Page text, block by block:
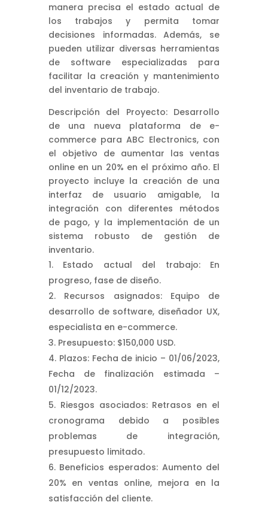
manera precisa el estado actual de
los trabajos y permita tomar
decisiones informadas. Además, se
pueden utilizar diversas herramientas
de software especializadas para
facilitar la creación y mantenimiento
del inventario de trabajo.
Descripción del Proyecto: Desarrollo
de una nueva plataforma de e-
commerce para ABC Electronics, con
el objetivo de aumentar las ventas
online en un 20% en el próximo año. El
proyecto incluye la creación de una
interfaz de usuario amigable, la
integración con diferentes métodos
de pago, y la implementación de un
sistema robusto de gestión de
inventario.
Estado actual del trabajo: En
progreso, fase de diseño.
Recursos asignados: Equipo de
desarrollo de software, diseñador UX,
especialista en e-commerce.
Presupuesto: $150,000 USD.
Plazos: Fecha de inicio – 01/06/2023,
Fecha de finalización estimada –
01/12/2023.
Riesgos asociados: Retrasos en el
cronograma debido a posibles
problemas de integración,
presupuesto limitado.
Beneficios esperados: Aumento del
20% en ventas online, mejora en la
satisfacción del cliente.